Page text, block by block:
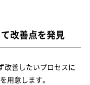
改善点を発見
善したいプロセスに
用意します。